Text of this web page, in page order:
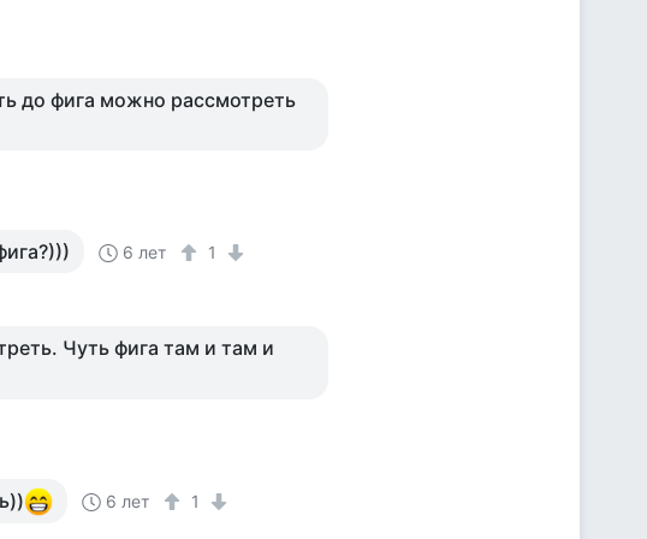
до фига можно рассмотреть
6 лет 1
Чуть фига там и там и
6 лет 1